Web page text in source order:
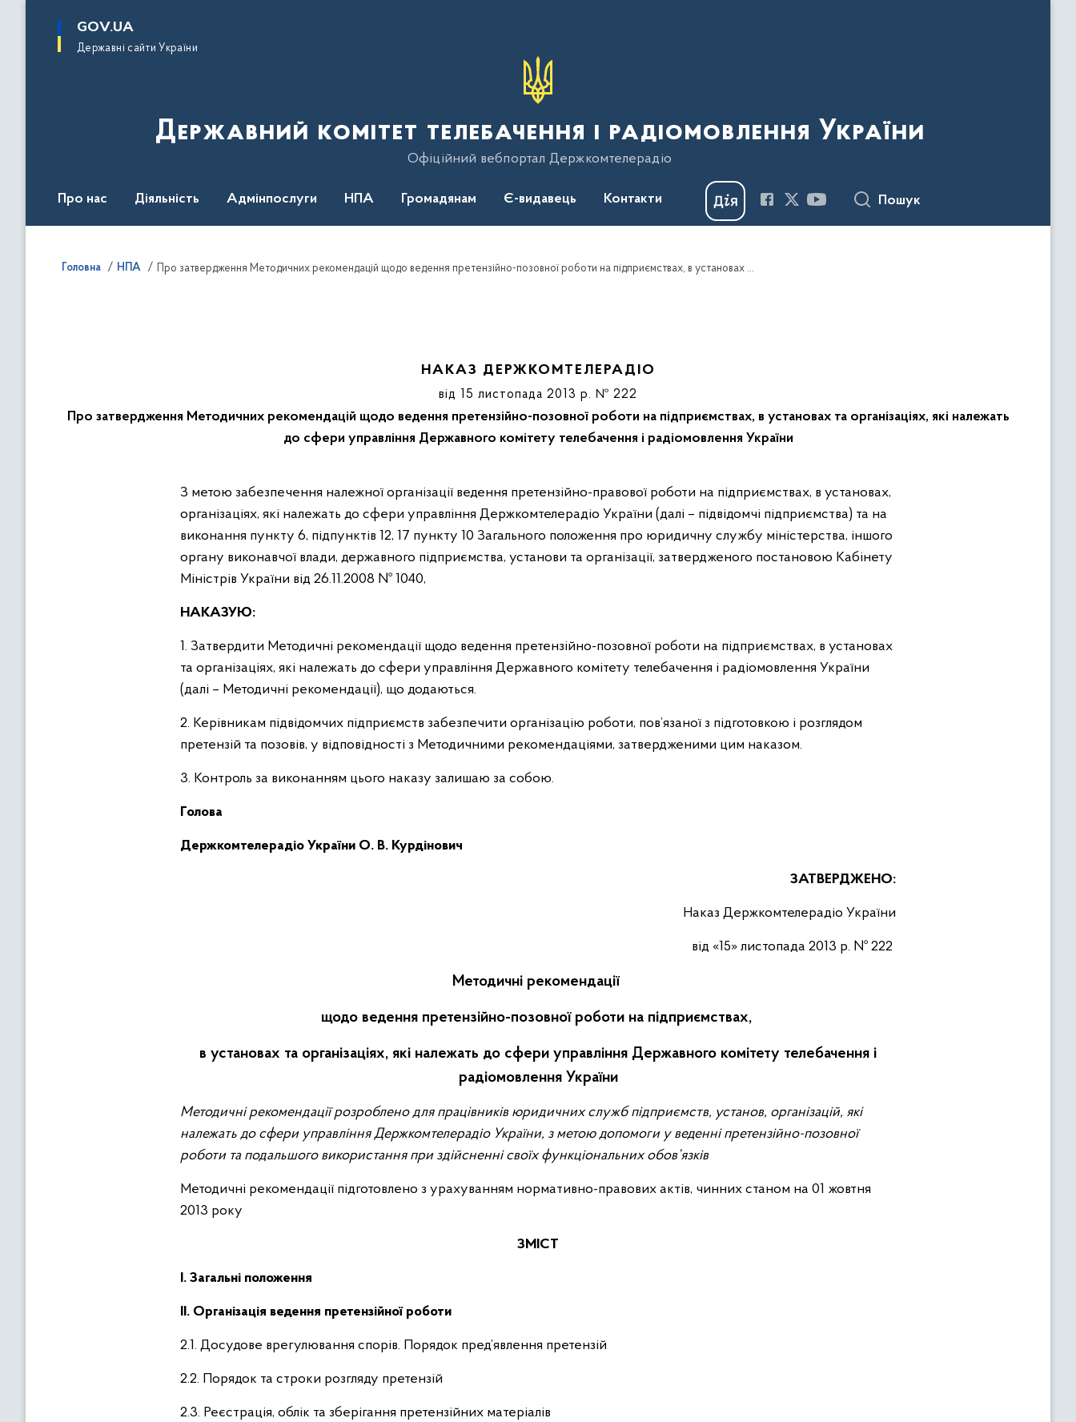
основного
GOV.UA
Державні сайти України
Державний комітет телебачення і радіомовлення України
Офіційний вебпортал Держкомтелерадіо
Про нас Діяльність Адмінпослуги НПА Громадянам Є-видавець Контакти Пошук
Головна НПА Про затвердження Методичних рекомендацій щодо ведення претензійно-позовної роботи на підприємствах, в установах та організаціях, які належать до сфери управління Державного комітету телебачення і радіомовлення України
НАКАЗ ДЕРЖКОМТЕЛЕРАДІО
від 15 листопада 2013 р. № 222
Про затвердження Методичних рекомендацій щодо ведення претензійно-позовної роботи на підприємствах, в установах та організаціях, які належать
до сфери управління Державного комітету телебачення і радіомовлення України
З метою забезпечення належної організації ведення претензійно-правової роботи на підприємствах, в установах,
організаціях, які належать до сфери управління Держкомтелерадіо України (далі – підвідомчі підприємства) та на
виконання пункту 6, підпунктів 12, 17 пункту 10 Загального положення про юридичну службу міністерства, іншого
органу виконавчої влади, державного підприємства, установи та організації, затвердженого постановою Кабінету
Міністрів України від 26.11.2008 № 1040,
НАКАЗУЮ:
1. Затвердити Методичні рекомендації щодо ведення претензійно-позовної роботи на підприємствах, в установах
та організаціях, які належать до сфери управління Державного комітету телебачення і радіомовлення України
(далі – Методичні рекомендації), що додаються.
2. Керівникам підвідомчих підприємств забезпечити організацію роботи, пов’язаної з підготовкою і розглядом
претензій та позовів, у відповідності з Методичними рекомендаціями, затвердженими цим наказом.
3. Контроль за виконанням цього наказу залишаю за собою.
Голова
Держкомтелерадіо України О. В. Курдінович
ЗАТВЕРДЖЕНО:
Наказ Держкомтелерадіо України
від «15» листопада 2013 р. № 222
Методичні рекомендації
щодо ведення претензійно-позовної роботи на підприємствах,
в установах та організаціях, які належать до сфери управління Державного комітету телебачення і
радіомовлення України
Методичні рекомендації розроблено для працівників юридичних служб підприємств, установ, організацій, які
належать до сфери управління Держкомтелерадіо України, з метою допомоги у веденні претензійно-позовної
роботи та подальшого використання при здійсненні своїх функціональних обов’язків
Методичні рекомендації підготовлено з урахуванням нормативно-правових актів, чинних станом на 01 жовтня
2013 року
ЗМІСТ
І. Загальні положення
ІІ. Організація ведення претензійної роботи
2.1. Досудове врегулювання спорів. Порядок пред’явлення претензій
2.2. Порядок та строки розгляду претензій
2.3. Реєстрація, облік та зберігання претензійних матеріалів